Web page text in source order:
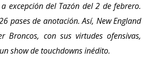
excepción del Tazón del 2 de febrero.
pases de anotación. Así, New England
Broncos, con sus virtudes ofensivas,
show de touchdowns inédito.